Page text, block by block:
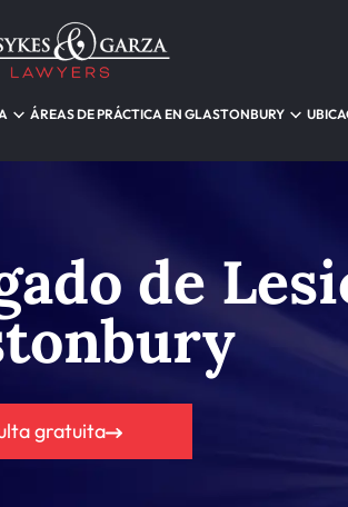
ÁREAS DE PRÁCTICA EN GLASTONBURY
de
gratuita